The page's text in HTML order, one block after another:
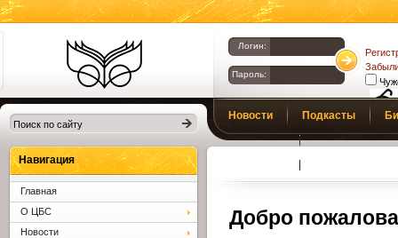
Библиотеки
Клина. Клинская
ЦБС.
Логин:
Пароль:
Новости Подкасты
Добро
Навигация
Главная
О ЦБС
Новости